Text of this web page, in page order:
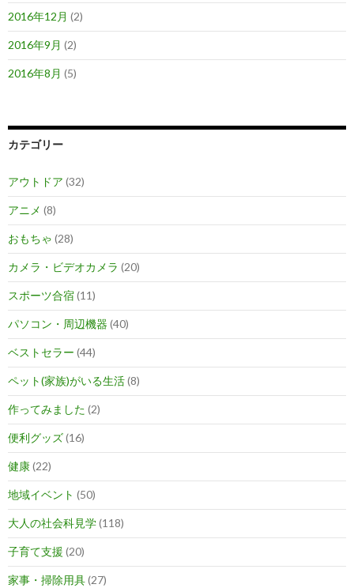
2016年12月 (2)
2016年9月 (2)
2016年8月 (5)
カテゴリー
アウトドア (32)
アニメ (8)
おもちゃ (28)
カメラ・ビデオカメラ (20)
スポーツ合宿(11)
パソコン・周辺機器 (40)
ベストセラー (44)
ペット(家族)がいる生活(8)
作ってみました (2)
便利グッズ(16)
健康(22)
地域イベント (50)
大人の社会科見学(118)
子育て支援 (20)
家事・掃除用具(27)